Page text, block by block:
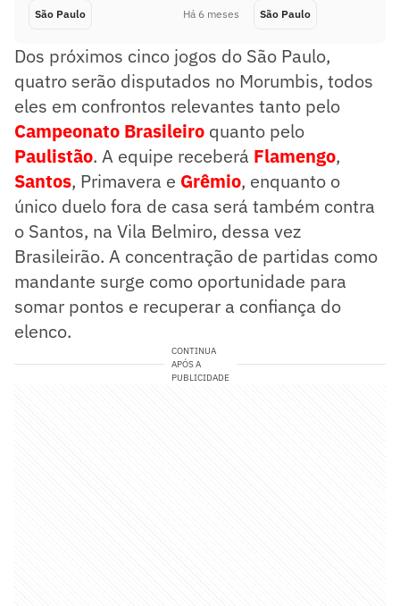
São Paulo Há 6 meses São Paulo
Dos próximos cinco jogos do São Paulo,
quatro serão disputados no Morumbis, todos
eles em confrontos relevantes tanto pelo
Campeonato Brasileiro quanto pelo
Paulistão. A equipe receberá Flamengo,
Santos, Primavera e Grêmio, enquanto o
único duelo fora de casa será também contra
o Santos, na Vila Belmiro, dessa vez
Brasileirão. A concentração de partidas como
mandante surge como oportunidade para
somar pontos e recuperar a confiança do
elenco.
CONTINUA
APÓS A
PUBLICIDADE